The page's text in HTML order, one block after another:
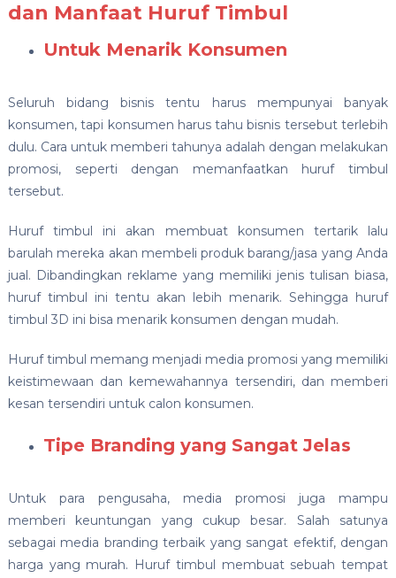
dan Manfaat Huruf Timbul
Untuk Menarik Konsumen
Seluruh bidang bisnis tentu harus mempunyai banyak
konsumen, tapi konsumen harus tahu bisnis tersebut terlebih
dulu. Cara untuk memberi tahunya adalah dengan melakukan
promosi, seperti dengan memanfaatkan huruf timbul
tersebut.
Huruf timbul ini akan membuat konsumen tertarik lalu
barulah mereka akan membeli produk barang/jasa yang Anda
jual. Dibandingkan reklame yang memiliki jenis tulisan biasa,
huruf timbul ini tentu akan lebih menarik. Sehingga huruf
timbul 3D ini bisa menarik konsumen dengan mudah.
Huruf timbul memang menjadi media promosi yang memiliki
keistimewaan dan kemewahannya tersendiri, dan memberi
kesan tersendiri untuk calon konsumen.
Tipe Branding yang Sangat Jelas
Untuk para pengusaha, media promosi juga mampu
memberi keuntungan yang cukup besar. Salah satunya
sebagai media branding terbaik yang sangat efektif, dengan
harga yang murah. Huruf timbul membuat sebuah tempat